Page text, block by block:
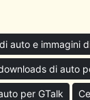
auto e immagini
di auto
per GTalk